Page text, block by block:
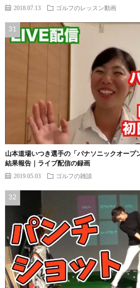
2018.07.13 ゴルフのレッスン動画
山本道場いつき選手の「パナソニックオープ
結果報告｜ライブ配信の録画
2019.05.03 ゴルフの雑談